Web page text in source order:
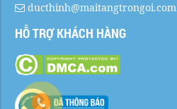
ducthinh@maitangtrongoi.com
HỖ TRỢ KHÁCH HÀNG